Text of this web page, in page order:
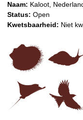
Naam: Kaloot,
Status: Open
Kwetsbaarheid: Niet